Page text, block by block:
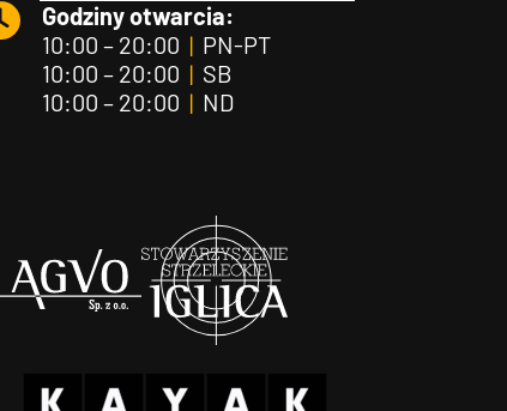
Godziny otwarcia:
10:00 – 20:00 |PN-PT
10:00 – 20:00 |SB
10:00 – 20:00 |ND
Agvo Iglica